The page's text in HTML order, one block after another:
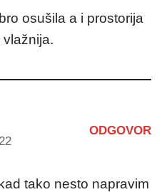
osušila a i prostorija
ODGOVOR
tako nesto napravim